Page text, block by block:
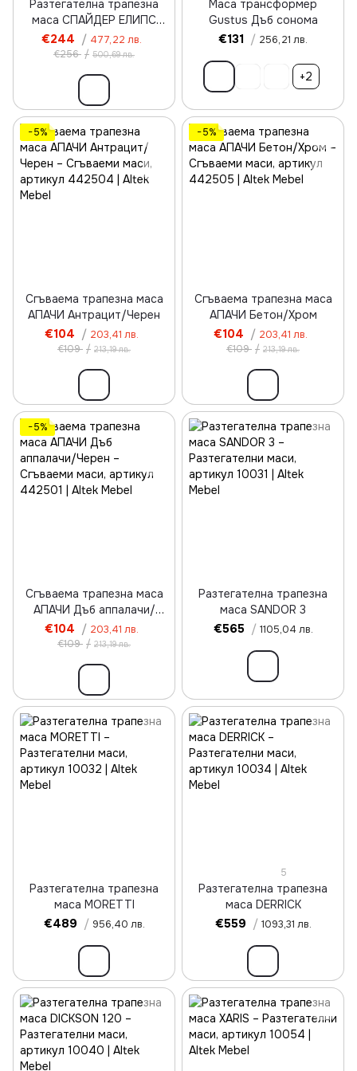
Разтегателна трапезна
маса СПАЙДЕР ЕЛИПС
ПДЧ Бетонен камък
€244 / 477,22 лв.
€256 / 500,69 лв.
Маса трансформер
Gustus Дъб сонома
€131 / 256,21 лв.
+2
−5%
Сгъваема трапезна маса
АПАЧИ Антрацит/Черен
€104 / 203,41 лв.
€109 / 213,19 лв.
−5%
Сгъваема трапезна маса
АПАЧИ Бетон/Хром
€104 / 203,41 лв.
€109 / 213,19 лв.
−5%
Сгъваема трапезна маса
АПАЧИ Дъб аппалачи/
Черен
€104 / 203,41 лв.
€109 / 213,19 лв.
Разтегателна трапезна
маса SANDOR 3
€565 / 1105,04 лв.
Разтегателна трапезна
маса MORETTI
€489 / 956,40 лв.
5
Разтегателна трапезна
маса DERRICK
€559 / 1093,31 лв.